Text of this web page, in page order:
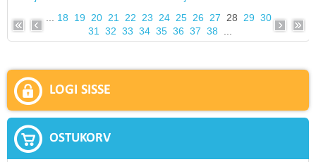
18 19 20 21 22 23 24 25 26 27 28 29 30
31
32 33 34 35 36 37 38
LOGI SISSE
OSTUKORV